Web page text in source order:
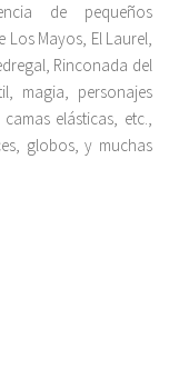
de pequeños
Mayos, El Laurel,
Rinconada del
magia, personajes
elásticas, etc.,
globos, y muchas